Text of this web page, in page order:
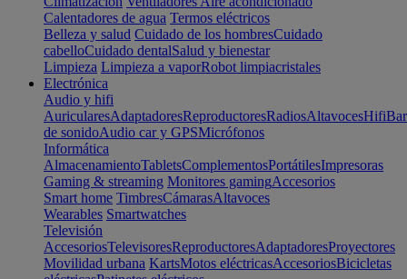
Calentadores de agua Termos eléctricos
Belleza y salud Cuidado de los hombresCuidado
cabelloCuidado dentalSalud y bienestar
Limpieza Limpieza a vaporRobot limpiacristales
Electrónica
Audio y hifi
AuricularesAdaptadoresReproductoresRadiosAltavocesHifi
de sonidoAudio car y GPSMicrófonos
Informática
AlmacenamientoTabletsComplementosPortátilesImpresoras
Gaming & streaming Monitores gamingAccesorios
Smart home TimbresCámarasAltavoces
Wearables Smartwatches
Televisión
AccesoriosTelevisoresReproductoresAdaptadoresProyectores
Movilidad urbana KartsMotos eléctricasAccesoriosBicicletas